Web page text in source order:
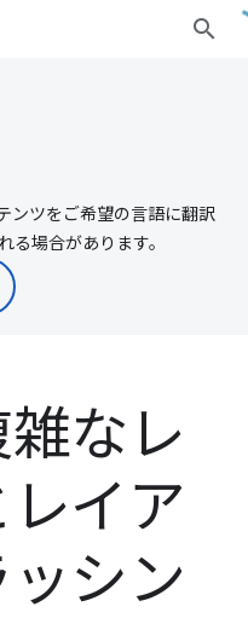
ンツをご希望の言語に翻訳
る場合があります。
なレ
イア
シン